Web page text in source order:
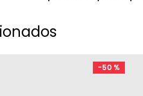
-50 %